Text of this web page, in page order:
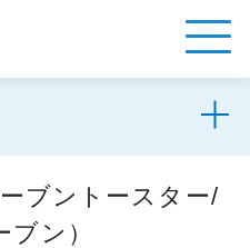
ブントースター/
ン）